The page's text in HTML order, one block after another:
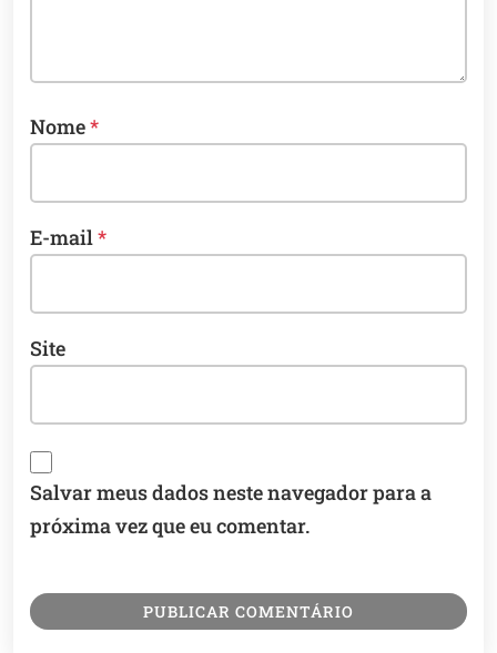
Nome*
E-mail*
Site
Salvar meus dados neste navegador para a
próxima vez que eu comentar.